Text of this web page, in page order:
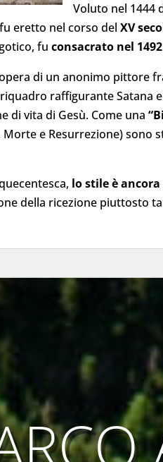
Voluto nel 1444
eretto nel corso delXV
fuconsacrato nel 1492
di un anonimo pittore
raffigurante Satana
di vita di Gesù. Come una
Morte e Resurrezione)
lo stile è
della ricezione piuttosto